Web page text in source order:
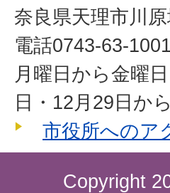
奈良県天理市川
電話0743-63-
月曜日から金曜
日・12月29日か
市役所へのア
Copyright